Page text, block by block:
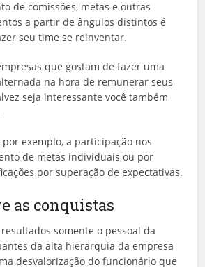
de comissões, metas e outras
a partir de ângulos distintos é
seu time se reinventar.
que gostam de fazer uma
na hora de remunerar seus
seja interessante você também
exemplo, a participação nos
de metas individuais ou por
por superação de expectativas.
as conquistas
somente o pessoal da
da alta hierarquia da empresa
desvalorização do funcionário que